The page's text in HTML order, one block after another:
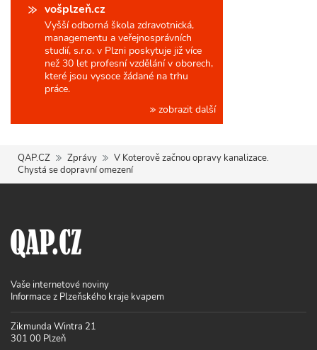
vošplzeň.cz
Vyšší odborná škola zdravotnická,
managementu a veřejnosprávních
studií, s.r.o. v Plzni poskytuje již více
než 30 let profesní vzdělání v oborech,
které jsou vysoce žádané na trhu
práce.
zobrazit další
QAP.CZ Zprávy
V Koterově začnou opravy kanalizace.
Chystá se dopravní omezení
Vaše internetové noviny
Informace z Plzeňského kraje kvapem
Zikmunda Wintra 21
301 00 Plzeň